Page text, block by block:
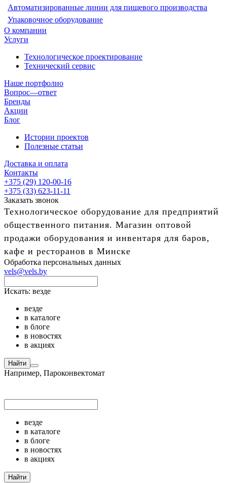
Автоматизированные линии для пищевого производства
Упаковочное оборудование
О компании
Услуги
Технологическое проектирование
Технический сервис
Наше портфолио
Вопрос—ответ
Бренды
Акции
Блог
Истории проектов
Полезные статьи
Доставка и оплата
Контакты
+375 (29) 120-00-16
+375 (33) 623-11-11
Заказать звонок
Технологическое оборудование для предприятий
общественного питания. Магазин оптовой
продажи оборудования и инвентаря для баров,
кафе и ресторанов в Минске
Обработка персональных данных
vels@vels.by
Искать: везде
везде
в каталоге
в блоге
в новостях
в акциях
Найти
Например, Пароконвектомат
везде
в каталоге
в блоге
в новостях
в акциях
Найти